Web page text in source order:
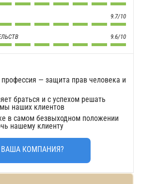
9.7/10
9.6/10
— защита прав человека и
браться и с успехом решать
наших клиентов
в самом безвыходном положении
нашему клиенту
ВАША КОМПАНИЯ?